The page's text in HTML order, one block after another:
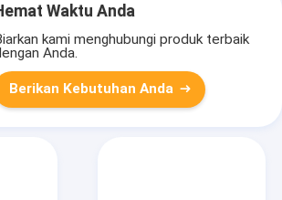
Waktu Anda
kami menghubungi produk terbaik
Anda.
Berikan Kebutuhan Anda